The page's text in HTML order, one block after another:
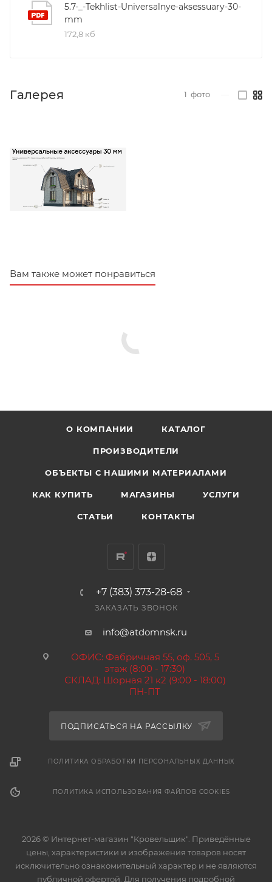
5.7-_-Tekhlist-Universalnye-aksessuary-30-
mm
172,8 кб
Галерея 1 фото
Вам также может понравиться
О КОМПАНИИ КАТАЛОГ
ПРОИЗВОДИТЕЛИ
ОБЪЕКТЫ С НАШИМИ МАТЕРИАЛАМИ
КАК КУПИТЬ МАГАЗИНЫ УСЛУГИ
СТАТЬИ КОНТАКТЫ
+7 (383) 373-28-68
ЗАКАЗАТЬ ЗВОНОК
info@atdomnsk.ru
ОФИС: Фабричная 55, оф. 505, 5
этаж (8:00 - 17:30)
СКЛАД: Шорная 21 к2 (9:00 - 18:00)
ПН-ПТ
ПОДПИСАТЬСЯ НА РАССЫЛКУ
ПОЛИТИКА ОБРАБОТКИ ПЕРСОНАЛЬНЫХ ДАННЫХ
ПОЛИТИКА ИСПОЛЬЗОВАНИЯ ФАЙЛОВ COOKIES
2026 © Интернет-магазин "Кровельщик". Приведённые
цены, характеристики и изображения товаров носят
исключительно ознакомительный характер и не являются
публичной офертой. Для получения подробной